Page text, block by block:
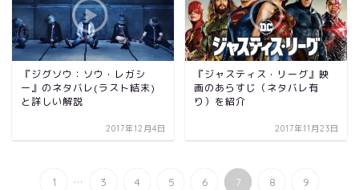
『ジグソウ：ソウ・レガシ
ー』のネタバレ(ラスト結末)
と詳しい解説
2017年12月4日
『ジャスティス・リーグ』映
画のあらすじ（ネタバレ有
り）を紹介
2017年11月23日
1 ... 3 4 5 6 7 8
9